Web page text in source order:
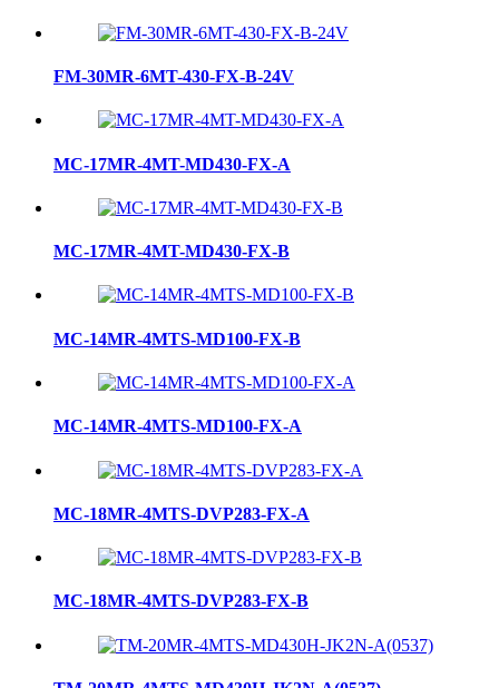
FM-30MR-6MT-430-FX-B-24V
MC-17MR-4MT-MD430-FX-A
MC-17MR-4MT-MD430-FX-B
MC-14MR-4MTS-MD100-FX-B
MC-14MR-4MTS-MD100-FX-A
MC-18MR-4MTS-DVP283-FX-A
MC-18MR-4MTS-DVP283-FX-B